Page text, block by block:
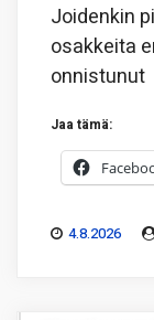
Joidenkin
osakkeita
onnistunut
Jaa tämä:
4.8.2026